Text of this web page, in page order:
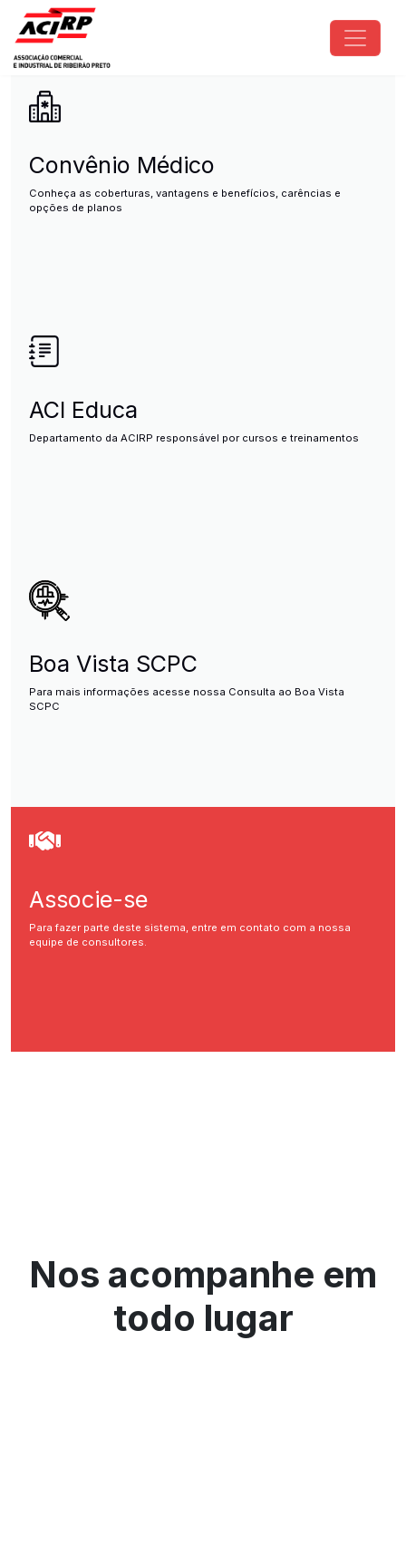
Pular para o conteúdo principal
ACIRP - Associação Comercial
Convênio Médico
Conheça as coberturas, vantagens e benefícios, carências e
opções de planos
ACI Educa
Departamento da ACIRP responsável por cursos e treinamentos
Boa Vista SCPC
Para mais informações acesse nossa Consulta ao Boa Vista
SCPC
Associe-se
Para fazer parte deste sistema, entre em contato com a nossa
equipe de consultores.
Nos acompanhe em
todo lugar